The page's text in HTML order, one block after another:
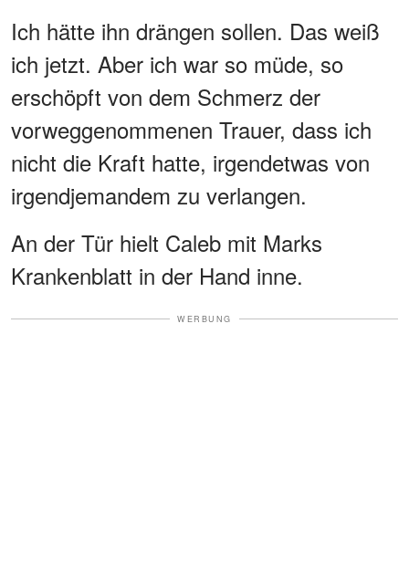
Ich hätte ihn drängen sollen. Das weiß
ich jetzt. Aber ich war so müde, so
erschöpft von dem Schmerz der
vorweggenommenen Trauer, dass ich
nicht die Kraft hatte, irgendetwas von
irgendjemandem zu verlangen.
An der Tür hielt Caleb mit Marks
Krankenblatt in der Hand inne.
WERBUNG